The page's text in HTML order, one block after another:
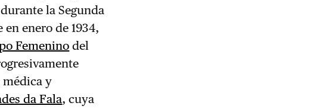
la Segunda
enero de 1934,
Femenino del
médica y
da Fala, cuya